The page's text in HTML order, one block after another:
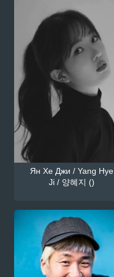
Ян Хе Джи / Yang Hye
Ji / 양혜지 ()